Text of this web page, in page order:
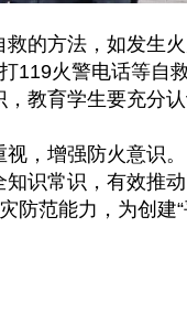
的方法，如发生
119火警电话等自救
教育学生要充分
，增强防火意识。
识常识，有效推
防范能力，为创建